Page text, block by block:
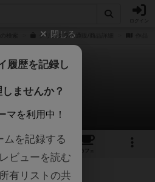
クリスタラの通販/商品詳細
スタラ
/関連作品 0件
カフェ
閉じる
履歴を記録し
ませんか？
マを利用中！
ムを記録する
ビューを読む
有リストの共